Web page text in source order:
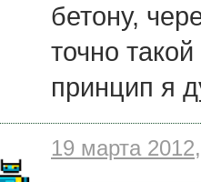
бетону,
точно
принцип я
19 марта